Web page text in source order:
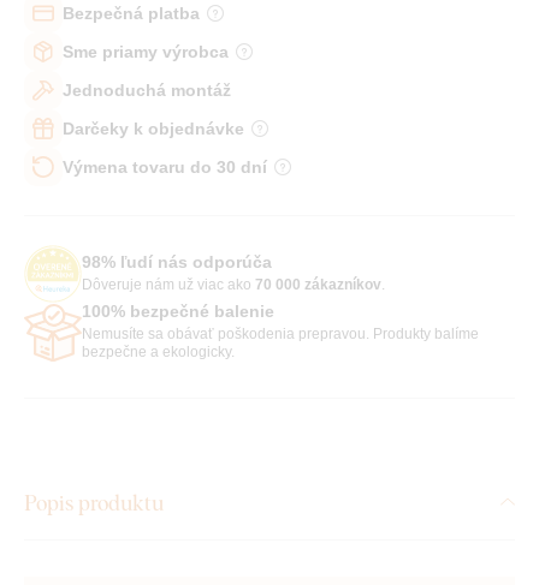
Bezpečná platba
Sme priamy výrobca
Jednoduchá montáž
Darčeky k objednávke
Výmena tovaru do 30 dní
98% ľudí nás odporúča
Dôveruje nám už viac ako 70 000 zákazníkov.
100% bezpečné balenie
Nemusíte sa obávať poškodenia prepravou. Produkty balíme
bezpečne a ekologicky.
Popis produktu